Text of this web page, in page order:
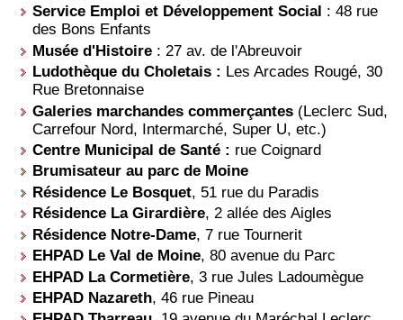
Service Emploi et Développement Social : 48 rue
des Bons Enfants
Musée d'Histoire : 27 av. de l'Abreuvoir
Ludothèque du Choletais : Les Arcades Rougé, 30
Rue Bretonnaise
Galeries marchandes commerçantes (Leclerc Sud,
Carrefour Nord, Intermarché, Super U, etc.)
Centre Municipal de Santé : rue Coignard
Brumisateur au parc de Moine
Résidence Le Bosquet, 51 rue du Paradis
Résidence La Girardière, 2 allée des Aigles
Résidence Notre-Dame, 7 rue Tournerit
EHPAD Le Val de Moine, 80 avenue du Parc
EHPAD La Cormetière, 3 rue Jules Ladoumègue
EHPAD Nazareth, 46 rue Pineau